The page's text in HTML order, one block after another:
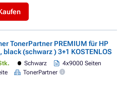
TonerPartner PREMIUM für HP
black (schwarz ) 3+1 KOSTENLOS
Schwarz
4x9000 Seiten
TonerPartner